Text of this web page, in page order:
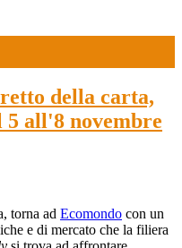
della carta,
5 all'8 novembre
torna ad Ecomondo con un
e di mercato che la filiera